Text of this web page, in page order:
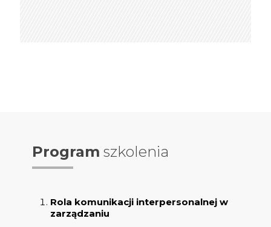
Program szkolenia
Rola komunikacji interpersonalnej w
zarządzaniu